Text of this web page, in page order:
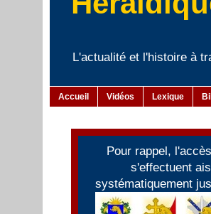
L'actualité et l'histoire à
Accueil Vidéos Lexique
Pour rappel,
s'effectuent
systématiquement